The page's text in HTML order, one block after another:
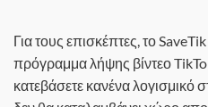
Για τους επισκέπτες, το
πρόγραμμα λήψης βίντεο
κατεβάσετε κανένα